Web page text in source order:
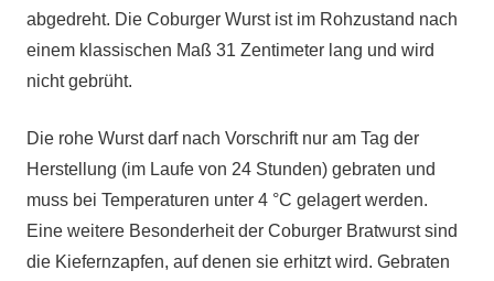
abgedreht. Die Coburger Wurst ist im Rohzustand nach
einem klassischen Maß 31 Zentimeter lang und wird
nicht gebrüht.
Die rohe Wurst darf nach Vorschrift nur am Tag der
Herstellung (im Laufe von 24 Stunden) gebraten und
muss bei Temperaturen unter 4 °C gelagert werden.
Eine weitere Besonderheit der Coburger Bratwurst sind
die Kiefernzapfen, auf denen sie erhitzt wird. Gebraten